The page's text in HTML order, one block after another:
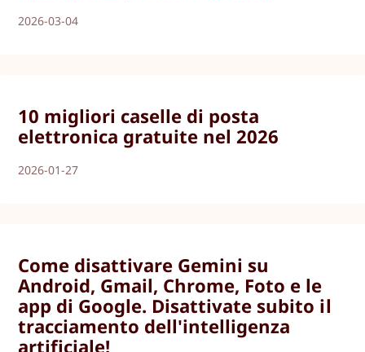
2026-03-04
10 migliori caselle di posta
elettronica gratuite nel 2026
2026-01-27
Come disattivare Gemini su
Android, Gmail, Chrome, Foto e le
app di Google. Disattivate subito il
tracciamento dell'intelligenza
artificiale!